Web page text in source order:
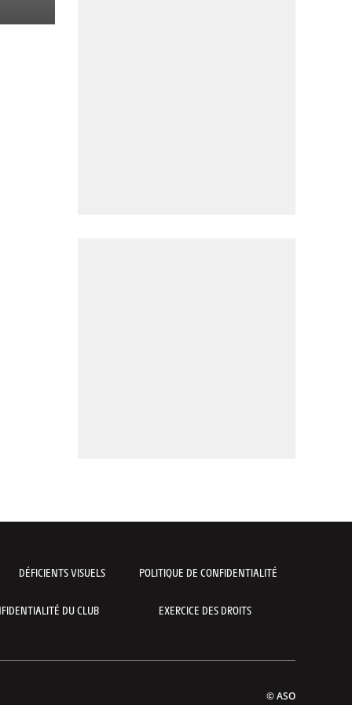
DÉFICIENTS VISUELS POLITIQUE DE CONFIDENTIALITÉ
DU CLUB EXERCICE DES DROITS
© ASO